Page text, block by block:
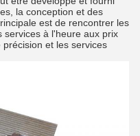
la conception et des
est de rencontrer les
services à l'heure aux prix
et les services